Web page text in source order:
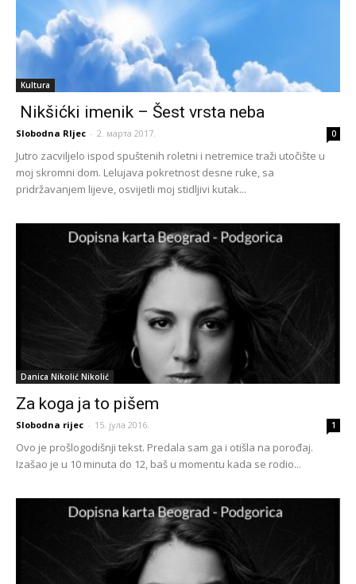
Kultura
Nikšićki imenik – Šest vrsta neba
Slobodna RIjec - 2. марта 2017. 0
Jutro zacviljelo ispod spuštenih roletni i netremice traži utočište u
moj skromni dom. Lelujava pokretnost desne ruke, sa
pridržavanjem lijeve, osvijetli moj stidljivi kutak...
Danica Nikolić Nikolić
Za koga ja to pišem
Slobodna rijec - 15. јула 2016. 1
Ovo je prošlogodišnji tekst. Predala sam ga i otišla na porođaj.
Izašao je u 10 minuta do 12, baš u momentu kada se rodio...